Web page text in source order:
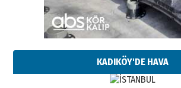
KADIKÖY'DE HAVA